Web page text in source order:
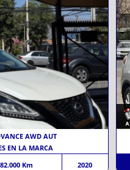
AWD AUT
EN LA MARCA
82.000 Km 2020